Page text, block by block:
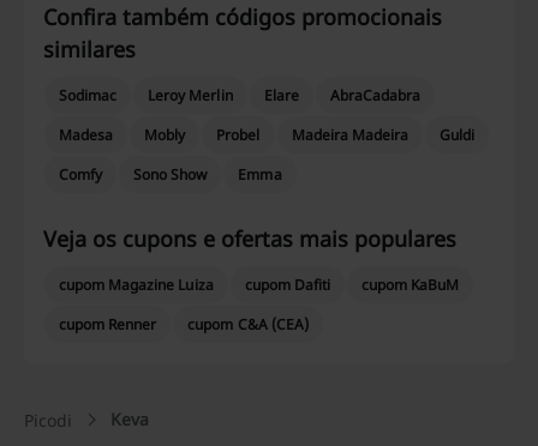
Confira também códigos promocionais
similares
Sodimac Leroy Merlin Elare
AbraCadabra
Madesa
Mobly Probel Madeira Madeira
Guldi
Comfy
Sono Show Emma
Veja os cupons e ofertas mais populares
cupom Magazine Luiza cupom Dafiti
cupom KaBuM
cupom Renner
cupom C&A (CEA)
Picodi Keva